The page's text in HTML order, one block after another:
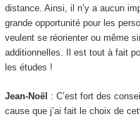
distance. Ainsi, il n’y a aucun
grande opportunité pour les
veulent se réorienter ou même
additionnelles. Il est tout à fait
les études !
Jean-Noël : C’est fort des
cause que j’ai fait le choix de